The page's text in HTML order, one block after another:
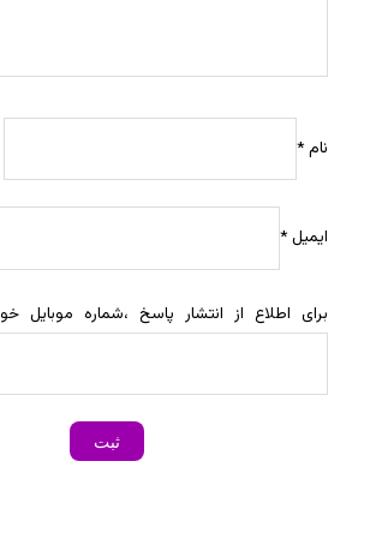
نام*
ایمیل*
برای اطلاع از انتشار پاسخ ،شماره موبایل